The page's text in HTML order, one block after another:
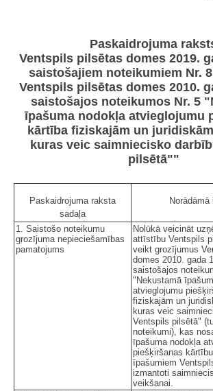
Paskaidrojuma
Ventspils pilsētas domes 2019.
saistošajiem noteikumiem Nr.
Ventspils pilsētas domes 2010.
saistošajos noteikumos Nr. 5
īpašuma nodokļa atvieglojumu
kārtība fiziskajām un
kuras veic saimniecisko
pilsētā""
Paskaidrojuma raksta
sadaļa
1. Saistošo noteikumu
grozījuma nepieciešamības
pamatojums
Nolūkā veicināt
attīstību Ventspils
veikt grozījumus
domes 2010. gada
saistošajos
"Nekustamā
atvieglojumu
fiziskajām un
kuras veic
Ventspils pilsētā"
noteikumi), kas
īpašuma nodokļa
piešķiršanas
īpašumiem
izmantoti
veikšanai.